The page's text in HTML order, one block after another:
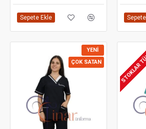
Sepete Ekle
YENI
ÇOK SATAN